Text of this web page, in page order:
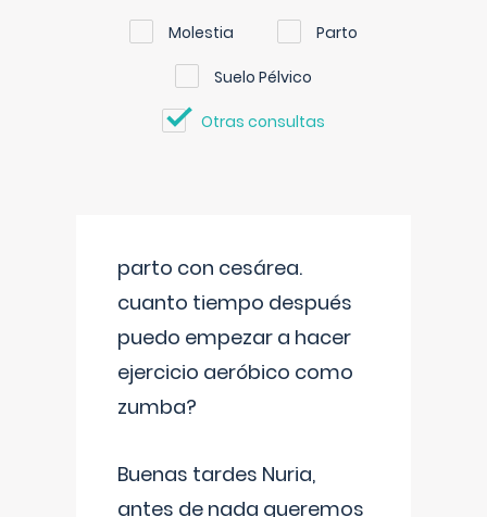
Molestia Parto
Suelo Pélvico
Otras consultas
parto con cesárea.
cuanto tiempo después
puedo empezar a hacer
ejercicio aeróbico como
zumba?
Buenas tardes Nuria,
antes de nada queremos